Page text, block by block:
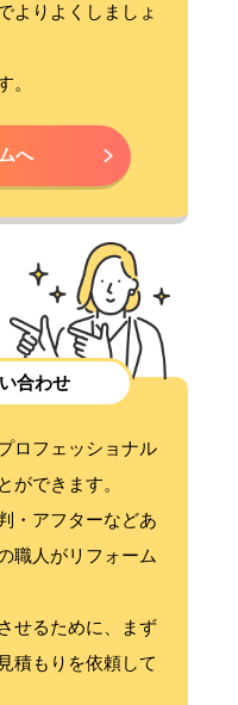
よりよくしましょ
。
へ
合わせ
ロフェッショナル
ができます。
・アフターなどあ
職人がリフォーム
せるために、まず
積もりを依頼して